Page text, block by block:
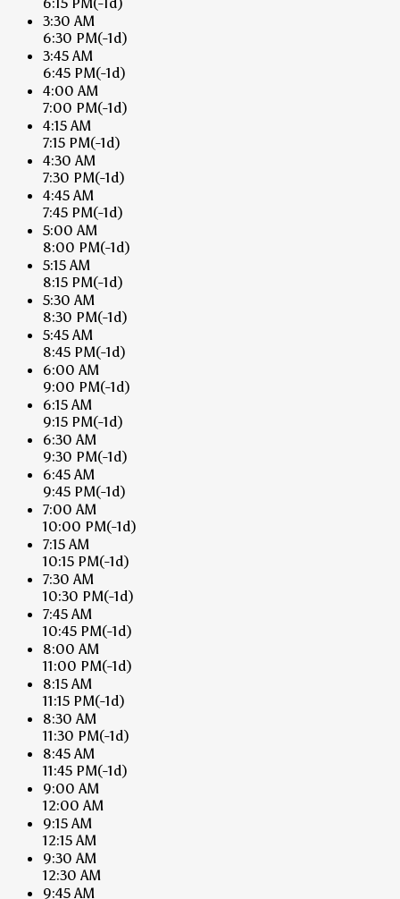
3:30 AM
6:30 PM(-1d)
3:45 AM
6:45 PM(-1d)
4:00 AM
7:00 PM(-1d)
4:15 AM
7:15 PM(-1d)
4:30 AM
7:30 PM(-1d)
4:45 AM
7:45 PM(-1d)
5:00 AM
8:00 PM(-1d)
5:15 AM
8:15 PM(-1d)
5:30 AM
8:30 PM(-1d)
5:45 AM
8:45 PM(-1d)
6:00 AM
9:00 PM(-1d)
6:15 AM
9:15 PM(-1d)
6:30 AM
9:30 PM(-1d)
6:45 AM
9:45 PM(-1d)
7:00 AM
10:00 PM(-1d)
7:15 AM
10:15 PM(-1d)
7:30 AM
10:30 PM(-1d)
7:45 AM
10:45 PM(-1d)
8:00 AM
11:00 PM(-1d)
8:15 AM
11:15 PM(-1d)
8:30 AM
11:30 PM(-1d)
8:45 AM
11:45 PM(-1d)
9:00 AM
12:00 AM
9:15 AM
12:15 AM
9:30 AM
12:30 AM
9:45 AM